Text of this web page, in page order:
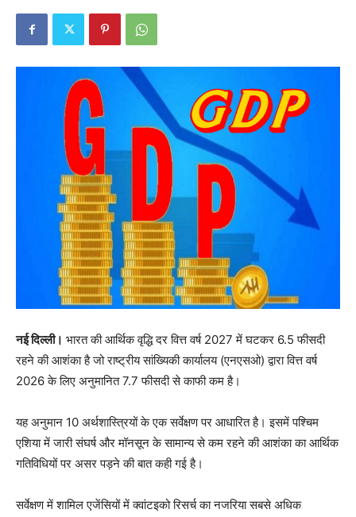
नई दिल्ली। भारत की आर्थिक वृद्धि दर वित्त वर्ष 2027 में घटकर 6.5 फीसदी
रहने की आशंका है जो राष्ट्रीय सांख्यिकी कार्यालय (एनएसओ) द्वारा वित्त वर्ष
2026 के लिए अनुमानित 7.7 फीसदी से काफी कम है।
यह अनुमान 10 अर्थशास्त्रियों के एक सर्वेक्षण पर आधारित है। इसमें पश्चिम
एशिया में जारी संघर्ष और मॉनसून के सामान्य से कम रहने की आशंका का आर्थिक
गतिविधियों पर असर पड़ने की बात कही गई है।
सर्वेक्षण में शामिल एजेंसियों में क्वांटइको रिसर्च का नजरिया सबसे अधिक